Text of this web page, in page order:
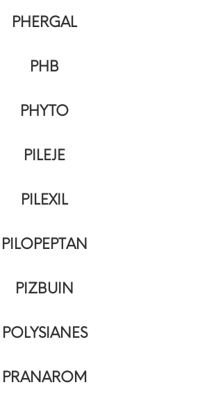
PHERGAL
PHB
PHYTO
PILEJE
PILEXIL
PILOPEPTAN
PIZBUIN
POLYSIANES
PRANAROM